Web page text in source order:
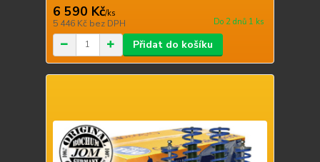
6 590 Kč/ks
5 446 Kč bez DPH Do 2 dnů 1 ks
Přidat do košíku